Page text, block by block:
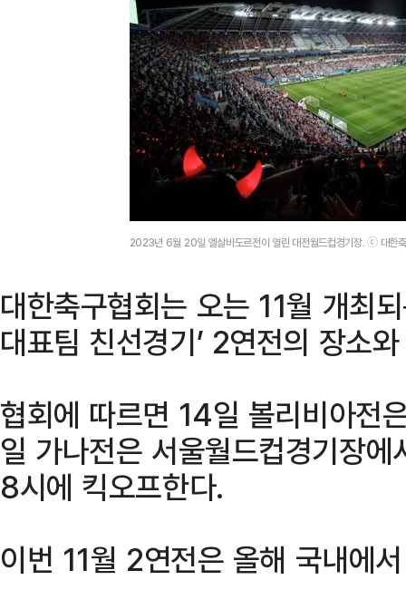
2023년 6월 20일 엘살바도르전이 열린 대전월드컵경기장. ⓒ 대한
대한축구협회는 오는 11월 개최
대표팀 친선경기’ 2연전의 장소
협회에 따르면 14일 볼리비아전
일 가나전은 서울월드컵경기장
8시에 킥오프한다.
이번 11월 2연전은 올해 국내에